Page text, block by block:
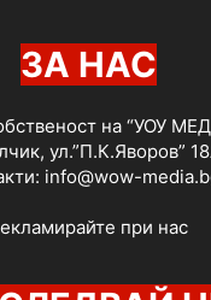
ЗА НАС
на “УОУ
ул.”П.К.Яворов”
info@wow-
при нас